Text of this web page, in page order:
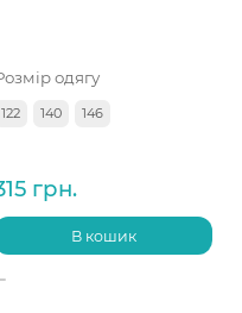
одягу
122 140 146
грн.
В кошик